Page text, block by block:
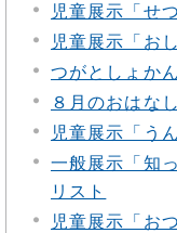
児童展示「せ
児童展示「お
つがとしょか
８月のおはな
児童展示「う
一般展示「知
リスト
児童展示「お